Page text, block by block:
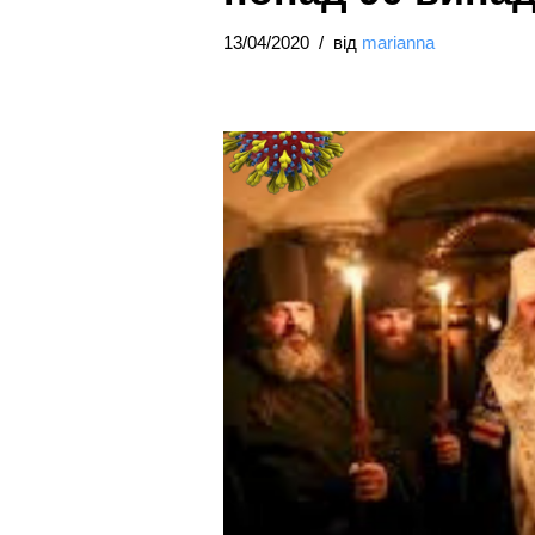
13/04/2020 від marianna